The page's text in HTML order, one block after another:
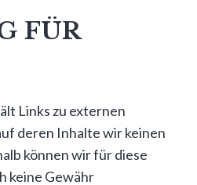
FÜR
Links zu externen
deren Inhalte wir keinen
können wir für diese
keine Gewähr